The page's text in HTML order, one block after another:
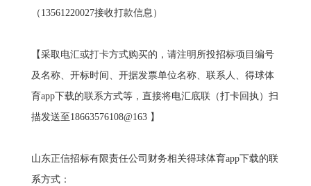
（13561220027接收打款信息）
【采取电汇或打卡方式购买的，请注明所投招标项目编号
及名称、开标时间、开据发票单位名称、联系人、得球体
育app下载的联系方式等，直接将电汇底联（打卡回执）扫
描发送至18663576108@163 】
山东正信招标有限责任公司财务相关得球体育app下载的联
系方式：